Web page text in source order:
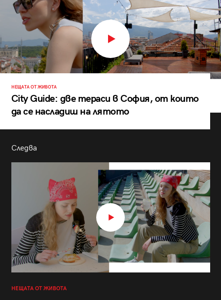
НЕЩАТА ОТ ЖИВОТА
City Guide: две тераси в София, от които
да се насладиш на лятото
Следва
НЕЩАТА ОТ ЖИВОТА